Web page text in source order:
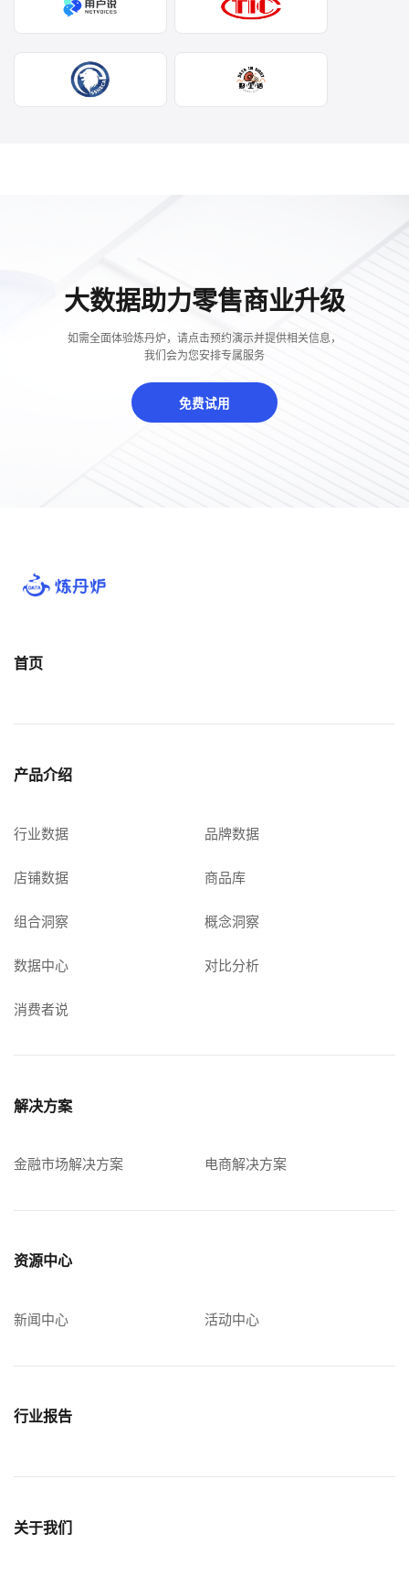
大数据助力零售商业升级
如需全面体验炼丹炉，请点击预约演示并提供相关信息，
我们会为您安排专属服务
免费试用
首页
产品介绍
行业数据 品牌数据
店铺数据 商品库
组合洞察 概念洞察
数据中心 对比分析
消费者说
解决方案
金融市场解决方案 电商解决方案
资源中心
新闻中心 活动中心
行业报告
关于我们